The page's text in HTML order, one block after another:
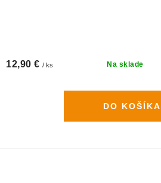
Na sklade
12,90 € / ks
DO KOŠÍKA